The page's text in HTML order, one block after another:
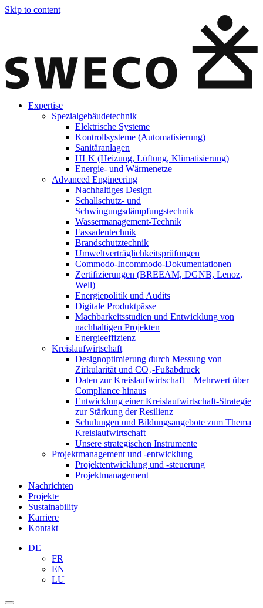
Skip to content
Expertise
Spezialgebäudetechnik
Elektrische Systeme
Kontrollsysteme (Automatisierung)
Sanitäranlagen
HLK (Heizung, Lüftung, Klimatisierung)
Energie- und Wärmenetze
Advanced Engineering
Nachhaltiges Design
Schallschutz- und
Schwingungsdämpfungstechnik
Wassermanagement-Technik
Fassadentechnik
Brandschutztechnik
Umweltverträglichkeitsprüfungen
Commodo-Incommodo-Dokumentationen
Zertifizierungen (BREEAM, DGNB, Lenoz,
Well)
Energiepolitik und Audits
Digitale Produktpässe
Machbarkeitsstudien und Entwicklung von
nachhaltigen Projekten
Energieeffizienz
Kreislaufwirtschaft
Designoptimierung durch Messung von
Zirkularität und CO₂-Fußabdruck
Daten zur Kreislaufwirtschaft – Mehrwert über
Compliance hinaus
Entwicklung einer Kreislaufwirtschaft-Strategie
zur Stärkung der Resilienz
Schulungen und Bildungsangebote zum Thema
Kreislaufwirtschaft
Unsere strategischen Instrumente
Projektmanagement und -entwicklung
Projektentwicklung und -steuerung
Projektmanagement
Nachrichten
Projekte
Sustainability
Karriere
Kontakt
DE
FR
EN
LU